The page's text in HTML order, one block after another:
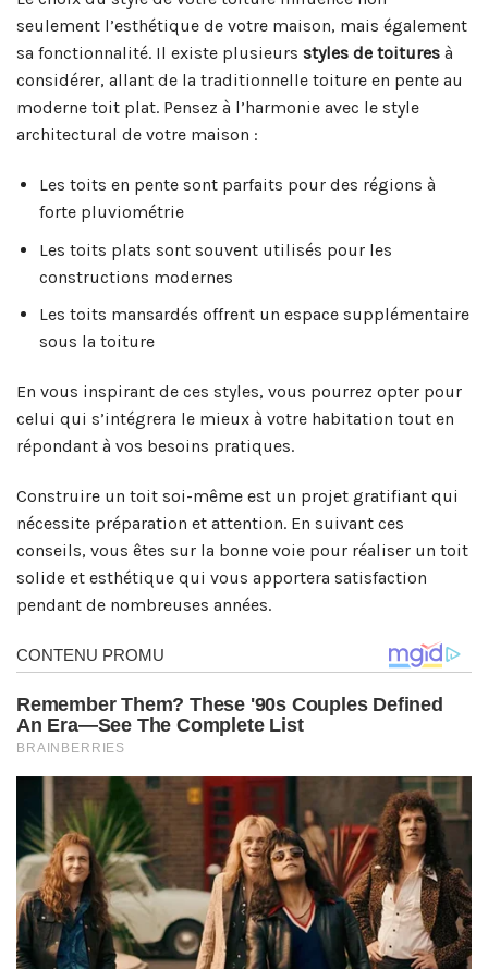
seulement l’esthétique de votre maison, mais également
sa fonctionnalité. Il existe plusieurs styles de toitures à
considérer, allant de la traditionnelle toiture en pente au
moderne toit plat. Pensez à l’harmonie avec le style
architectural de votre maison :
Les toits en pente sont parfaits pour des régions à
forte pluviométrie
Les toits plats sont souvent utilisés pour les
constructions modernes
Les toits mansardés offrent un espace supplémentaire
sous la toiture
En vous inspirant de ces styles, vous pourrez opter pour
celui qui s’intégrera le mieux à votre habitation tout en
répondant à vos besoins pratiques.
Construire un toit soi-même est un projet gratifiant qui
nécessite préparation et attention. En suivant ces
conseils, vous êtes sur la bonne voie pour réaliser un toit
solide et esthétique qui vous apportera satisfaction
pendant de nombreuses années.